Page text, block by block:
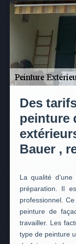
Des
peinture
Bauer ,
La qualité
préparation. Il
professionnel.
peinture de
travailler. Les
type de peinture